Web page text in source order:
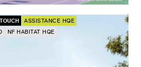
ASSISTANCE HQE
NF HABITAT HQE